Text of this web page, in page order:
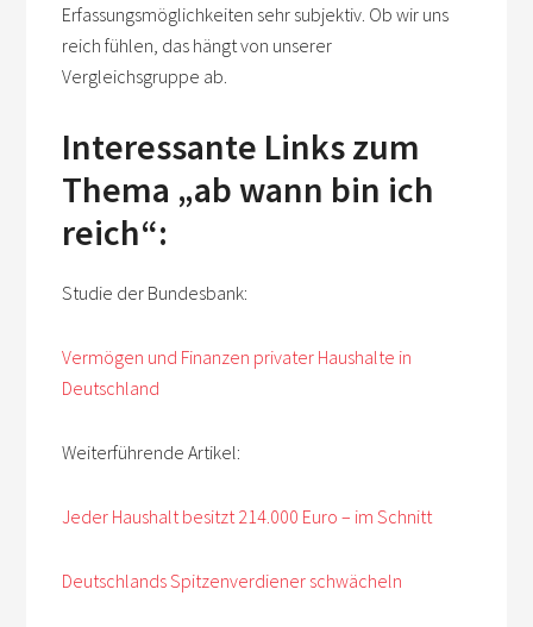
Erfassungsmöglichkeiten sehr subjektiv. Ob wir uns
reich fühlen, das hängt von unserer
Vergleichsgruppe ab.
Interessante Links zum
Thema „ab wann bin ich
reich“:
Studie der Bundesbank:
Vermögen und Finanzen privater Haushalte in
Deutschland
Weiterführende Artikel:
Jeder Haushalt besitzt 214.000 Euro – im Schnitt
Deutschlands Spitzenverdiener schwächeln